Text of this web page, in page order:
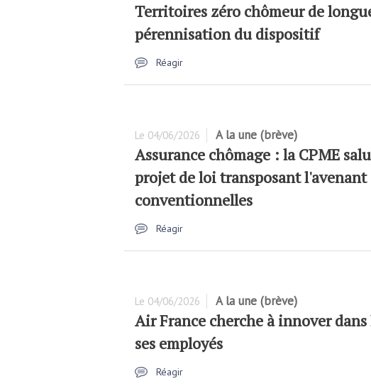
Territoires zéro chômeur de
pérennisation du dispositif
Réagir
Le 04/06/2026 A la une (brève)
Assurance chômage : la CPME
projet de loi transposant l'avenant
conventionnelles
Réagir
Le 04/06/2026 A la une (brève)
Air France cherche à innover
ses employés
Réagir